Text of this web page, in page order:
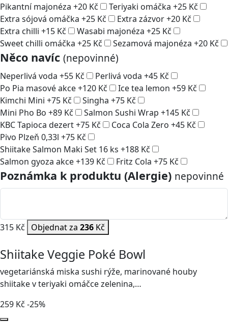
Pikantní majonéza +20 Kč Teriyaki omáčka +25 Kč
Extra sójová omáčka +25 Kč Extra zázvor+20 Kč
Extra chilli +15 Kč Wasabi majonéza +25 Kč
Sweet chilli omáčka +25 Kč Sezamová majonéza +20 Kč
Něco navíc (nepovinné)
Neperlivá voda +55 Kč Perlivá voda +45 Kč
Po Pia masové akce+120 Kč Ice tea lemon +59 Kč
Kimchi Mini +75 Kč Singha +75 Kč
Mini Pho Bo +89 Kč Salmon Sushi Wrap +145 Kč
KBC Tapioca dezert+75 Kč Coca Cola Zero +45 Kč
Pivo Plzeň 0,33l +75 Kč
Shiitake Salmon Maki Set 16 ks +188 Kč
Salmon gyoza akce+139 Kč Fritz Cola +75 Kč
Poznámka k produktu (Alergie) nepovinné
315 Kč Objednat za 236 Kč
Shiitake Veggie Poké Bowl
vegetariánská miska sushi rýže, marinované houby
shiitake v teriyaki omáčce zelenina,…
259 Kč -25%